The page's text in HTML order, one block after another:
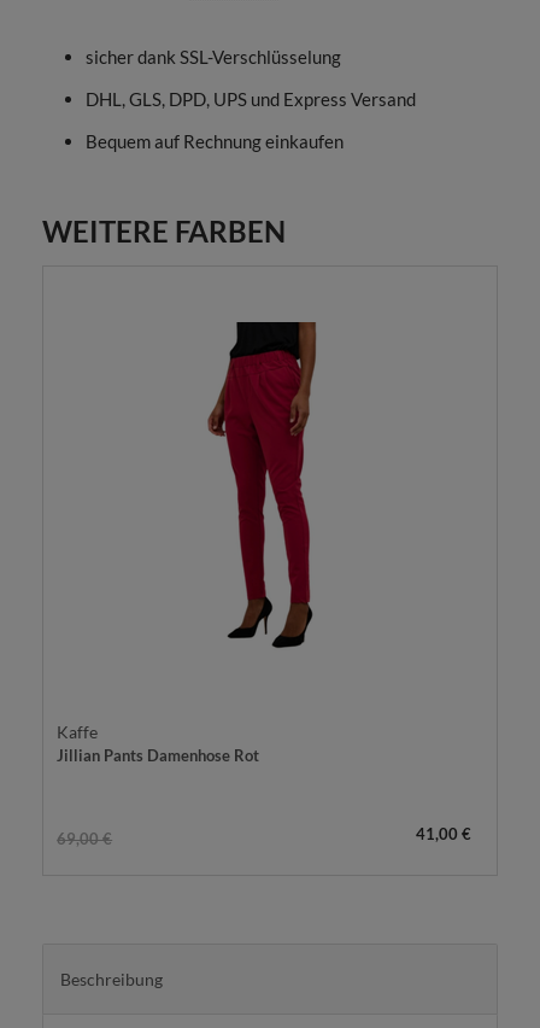
sicher dank SSL-Verschlüsselung
DHL, GLS, DPD, UPS und Express Versand
Bequem auf Rechnung einkaufen
WEITERE FARBEN
Kaffe
Jillian Pants Damenhose Rot
69,00 € 41,00 €
Beschreibung